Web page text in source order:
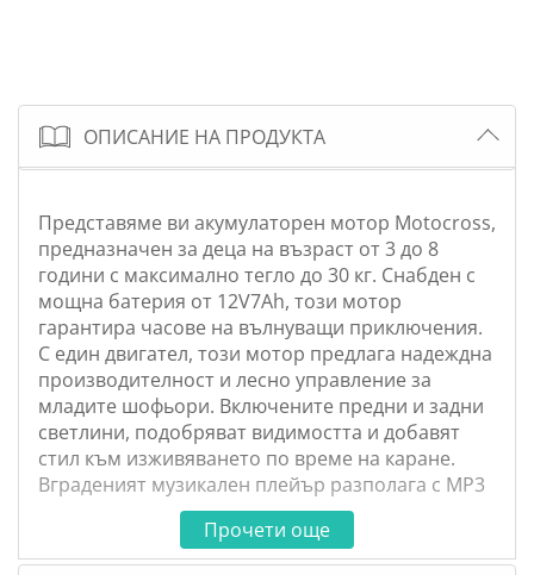
ОПИСАНИЕ НА ПРОДУКТА
Представяме ви акумулаторен мотор Motocross,
предназначен за деца на възраст от 3 до 8
години с максимално тегло до 30 кг. Снабден с
мощна батерия от 12V7Ah, този мотор
гарантира часове на вълнуващи приключения.
С един двигател, този мотор предлага надеждна
производителност и лесно управление за
младите шофьори. Включените предни и задни
светлини, подобряват видимостта и добавят
стил към изживяването по време на каране.
Вграденият музикален плейър разполага с MP3
функция и Bluetooth връзка. Моторът може
лесно да се управлява с помощта на
ръкохватката, осигурявайки реалистично
Прочети още